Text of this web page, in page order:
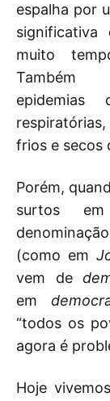
espalha por
muito
Também
frios e secos
Porém,
surtos
denominação
(como em
vem de
em
“todos os
agora é
Hoje